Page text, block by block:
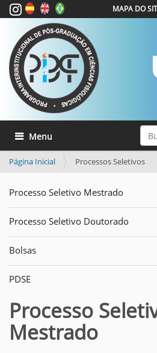
Busca
MAPA DO
Toggle navigation
Página Inicial Processos Seletivos
Processo Seletivo Mestrado
Processo Seletivo Doutorado
Bolsas
PDSE
Processo
Mestrado